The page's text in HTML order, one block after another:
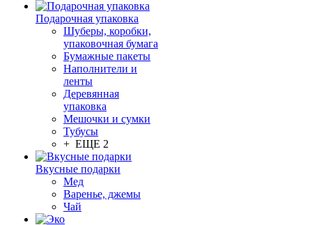
Подарочная упаковка
Шуберы, коробки,
упаковочная бумага
Бумажные пакеты
Наполнители и
ленты
Деревянная
упаковка
Мешочки и сумки
Тубусы
+ ЕЩЕ 2
Вкусные подарки
Мед
Варенье, джемы
Чай